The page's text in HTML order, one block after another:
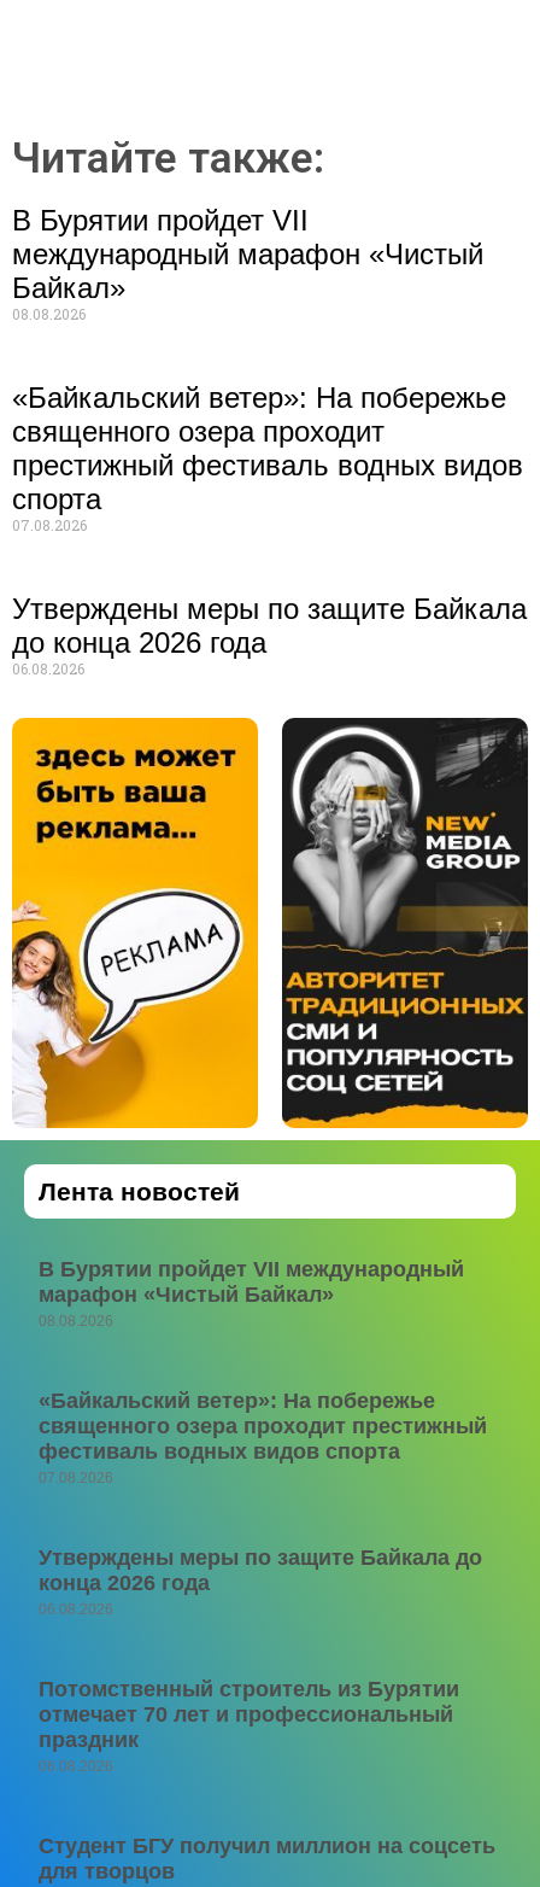
Читайте также:
В Бурятии пройдет VII
международный марафон «Чистый
Байкал»
08.08.2026
«Байкальский ветер»: На побережье
священного озера проходит
престижный фестиваль водных видов
спорта
07.08.2026
Утверждены меры по защите Байкала
до конца 2026 года
06.08.2026
Лента новостей
В Бурятии пройдет VII международный
марафон «Чистый Байкал»
08.08.2026
«Байкальский ветер»: На побережье
священного озера проходит престижный
фестиваль водных видов спорта
07.08.2026
Утверждены меры по защите Байкала до
конца 2026 года
06.08.2026
Потомственный строитель из Бурятии
отмечает 70 лет и профессиональный
праздник
06.08.2026
Студент БГУ получил миллион на соцсеть
для творцов